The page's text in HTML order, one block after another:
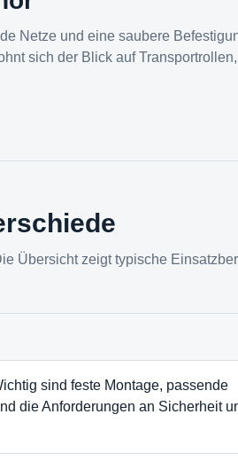
Netze und eine saubere
sich der Blick auf
Übersicht zeigt typische
sind feste Montage, passende
die Anforderungen an Sicherheit